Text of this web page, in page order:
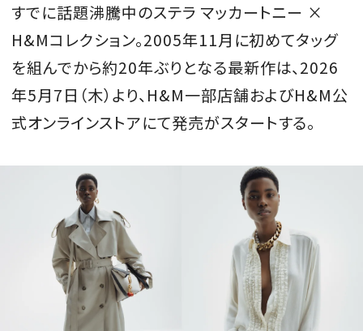
会員登録
Log in or Sign up
SPUR読者のためのメンバーシッププログラム
「The SPUR Club」。便利な機能と特典を無料で楽し
ログイン・新規会員登録
FOLLOW US
すでに話題沸騰中のステラ マッカートニー ×
H&Mコレクション。2005年11月に初めてタッグ
を組んでから約20年ぶりとなる最新作は、2026
年5月7日（木）より、H&M一部店舗およびH&M公
式オンラインストアにて発売がスタートする。